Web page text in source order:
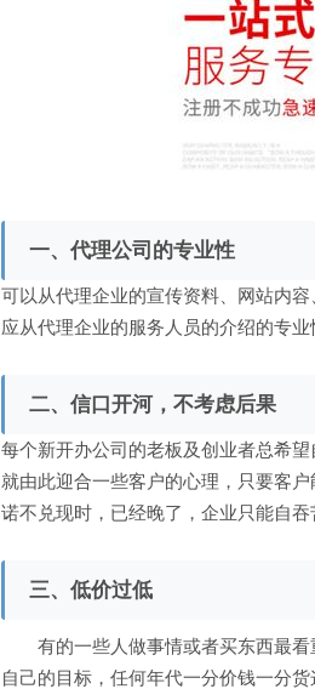
一、代理公司的专业性
可以从代理企业的宣传资料、网站内
应从代理企业的服务人员的介绍的专
二、信口开河，不考虑后果
每个新开办公司的老板及创业者总希
就由此迎合一些客户的心理，只要客
诺不兑现时，已经晚了，企业只能自吞
三、低价过低
有的一些人做事情或者买东西最看
自己的目标，任何年代一分价钱一分